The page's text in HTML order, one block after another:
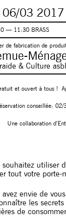
06/03 2017
— 11:30 BRASS
de fabrication de
& Culture
et ouvert à tous !
conseillée:
Une collaboration
souhaitez utiliser
tout votre porte-
avez envie de
les
de